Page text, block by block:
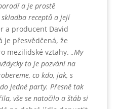
a je prostě
receptů a její
a producent David
je přesvědčená, že
mezilidské vztahy. „My
to je pozvání na
co kdo, jak, s
jedné party. Přesně tak
vše se natočilo a štáb si